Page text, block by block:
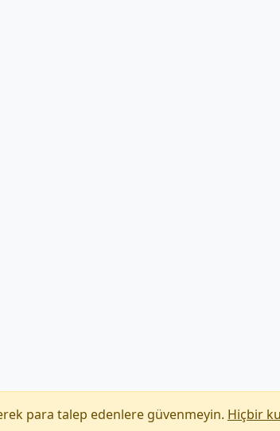
para talep edenlere güvenmeyin. Hiçbir